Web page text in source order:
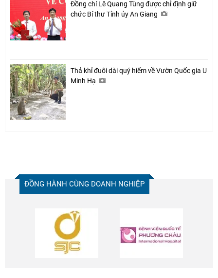
Đồng chí Lê Quang Tùng được chỉ định giữ
chức Bí thư Tỉnh ủy An Giang
Thả khỉ đuôi dài quý hiếm về Vườn Quốc gia U
Minh Hạ
ĐỒNG HÀNH CÙNG DOANH NGHIỆP